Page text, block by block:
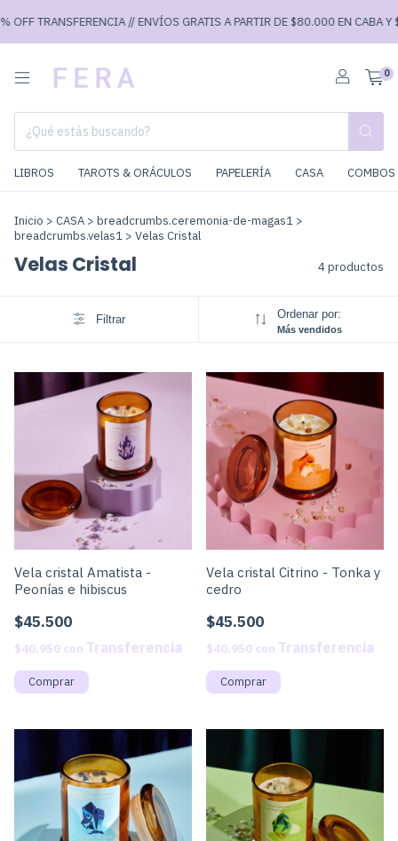
TRANSFERENCIA // ENVÍOS GRATIS A PARTIR DE $80.000 EN CABA Y
0
LIBROS TAROTS & ORÁCULOS PAPELERÍA CASA
Inicio > CASA > breadcrumbs.ceremonia-de-magas1 >
breadcrumbs.velas1 > Velas Cristal
Velas Cristal 4 productos
Filtrar Ordenar por:
Más vendidos
Vela cristal Amatista -
Peonías e hibiscus
$45.500
$40.950 con
Vela cristal Citrino - Tonka y
cedro
$45.500
$40.950 con